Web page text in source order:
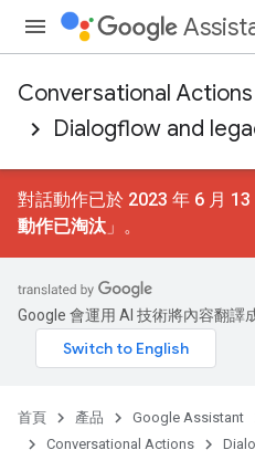
Conversational Actions
Dialogflow and
對話動作已於 2023 年 6 月
動作已淘汰 」。
Google 會運用 AI 技術將內容翻譯
首頁 產品 Google Assistant
Conversational Actions